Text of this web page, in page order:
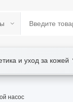
и уход за кожей
|
насос